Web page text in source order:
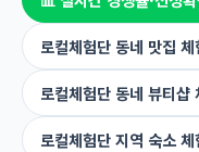
로컬체험단 동네 맛집
로컬체험단 동네 뷰티
로컬체험단 지역 숙소